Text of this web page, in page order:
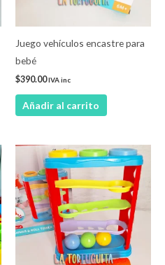
Juego vehículos encastre para
bebé
$390.00IVA inc
Añadir al carrito